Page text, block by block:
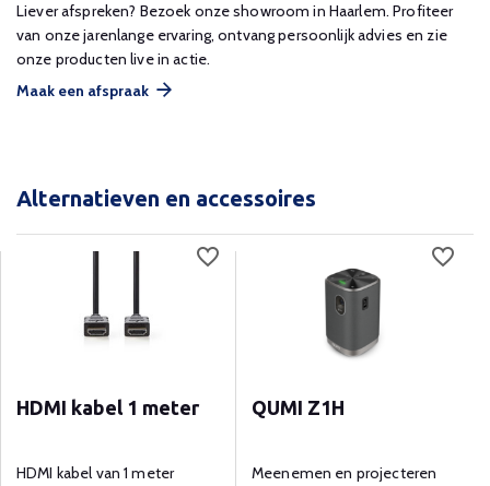
Liever afspreken? Bezoek onze showroom in Haarlem. Profiteer
van onze jarenlange ervaring, ontvang persoonlijk advies en zie
onze producten live in actie.
Maak een afspraak
Alternatieven en accessoires
HDMI kabel 1 meter
HDMI kabel van 1 meter
QUMI Z1H
Meenemen en projecteren